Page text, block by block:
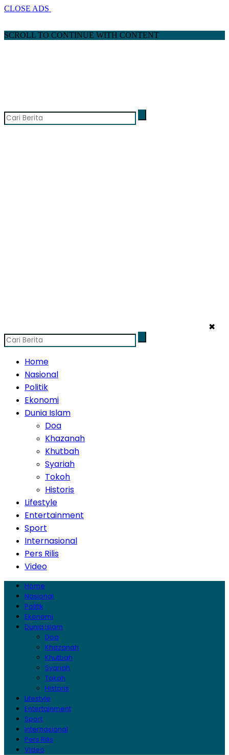
CLOSE ADS
SCROLL TO CONTINUE WITH CONTENT
✖
Home
Nasional
Politik
Ekonomi
Dunia Islam
Doa
Khazanah
Khutbah
Syariah
Tokoh
Historis
Lifestyle
Entertainment
Sport
Internasional
Pers Rilis
Video
Home
Nasional
Politik
Ekonomi
Dunia Islam
Doa
Khazanah
Khutbah
Syariah
Tokoh
Historis
Lifestyle
Entertainment
Sport
Internasional
Pers Rilis
Video